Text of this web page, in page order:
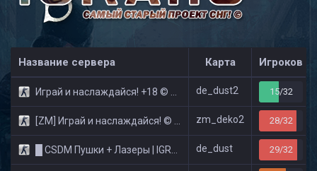
Название сервера Карта Игроков
Играй и наслаждайся! +18 © Public de_dust2 15/32
[ZM] Играй и наслаждайся! © Zombie Show zm_deko2 28/32
█ CSDM Пушки + Лазеры | IGRAI18.RU ツ █ de_dust 29/32